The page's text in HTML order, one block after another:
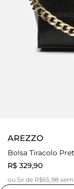
AREZZO
Bolsa Tiracolo
R$ 329,90
ou 5x de R$65,98